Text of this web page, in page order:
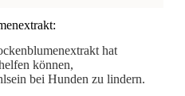
hat
können,
bei Hunden zu lindern.